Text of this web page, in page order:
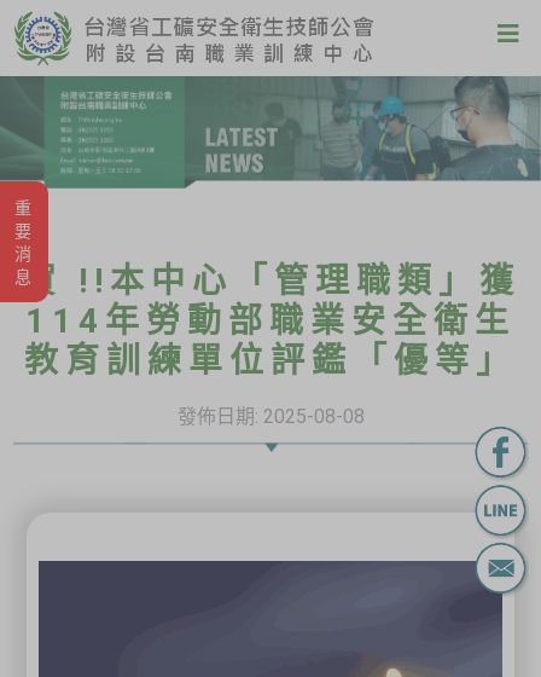
重要消息賀 !!本中心「管理職類」獲
114年勞動部職業安全衛生
教育訓練單位評鑑「優等」
發佈日期: 2025-08-08